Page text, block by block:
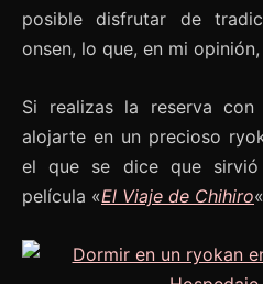
posible disfrutar de
onsen, lo que, en mi
Si realizas la reserva con
alojarte en un precioso
el que se dice que
película «El Viaje de Chihiro